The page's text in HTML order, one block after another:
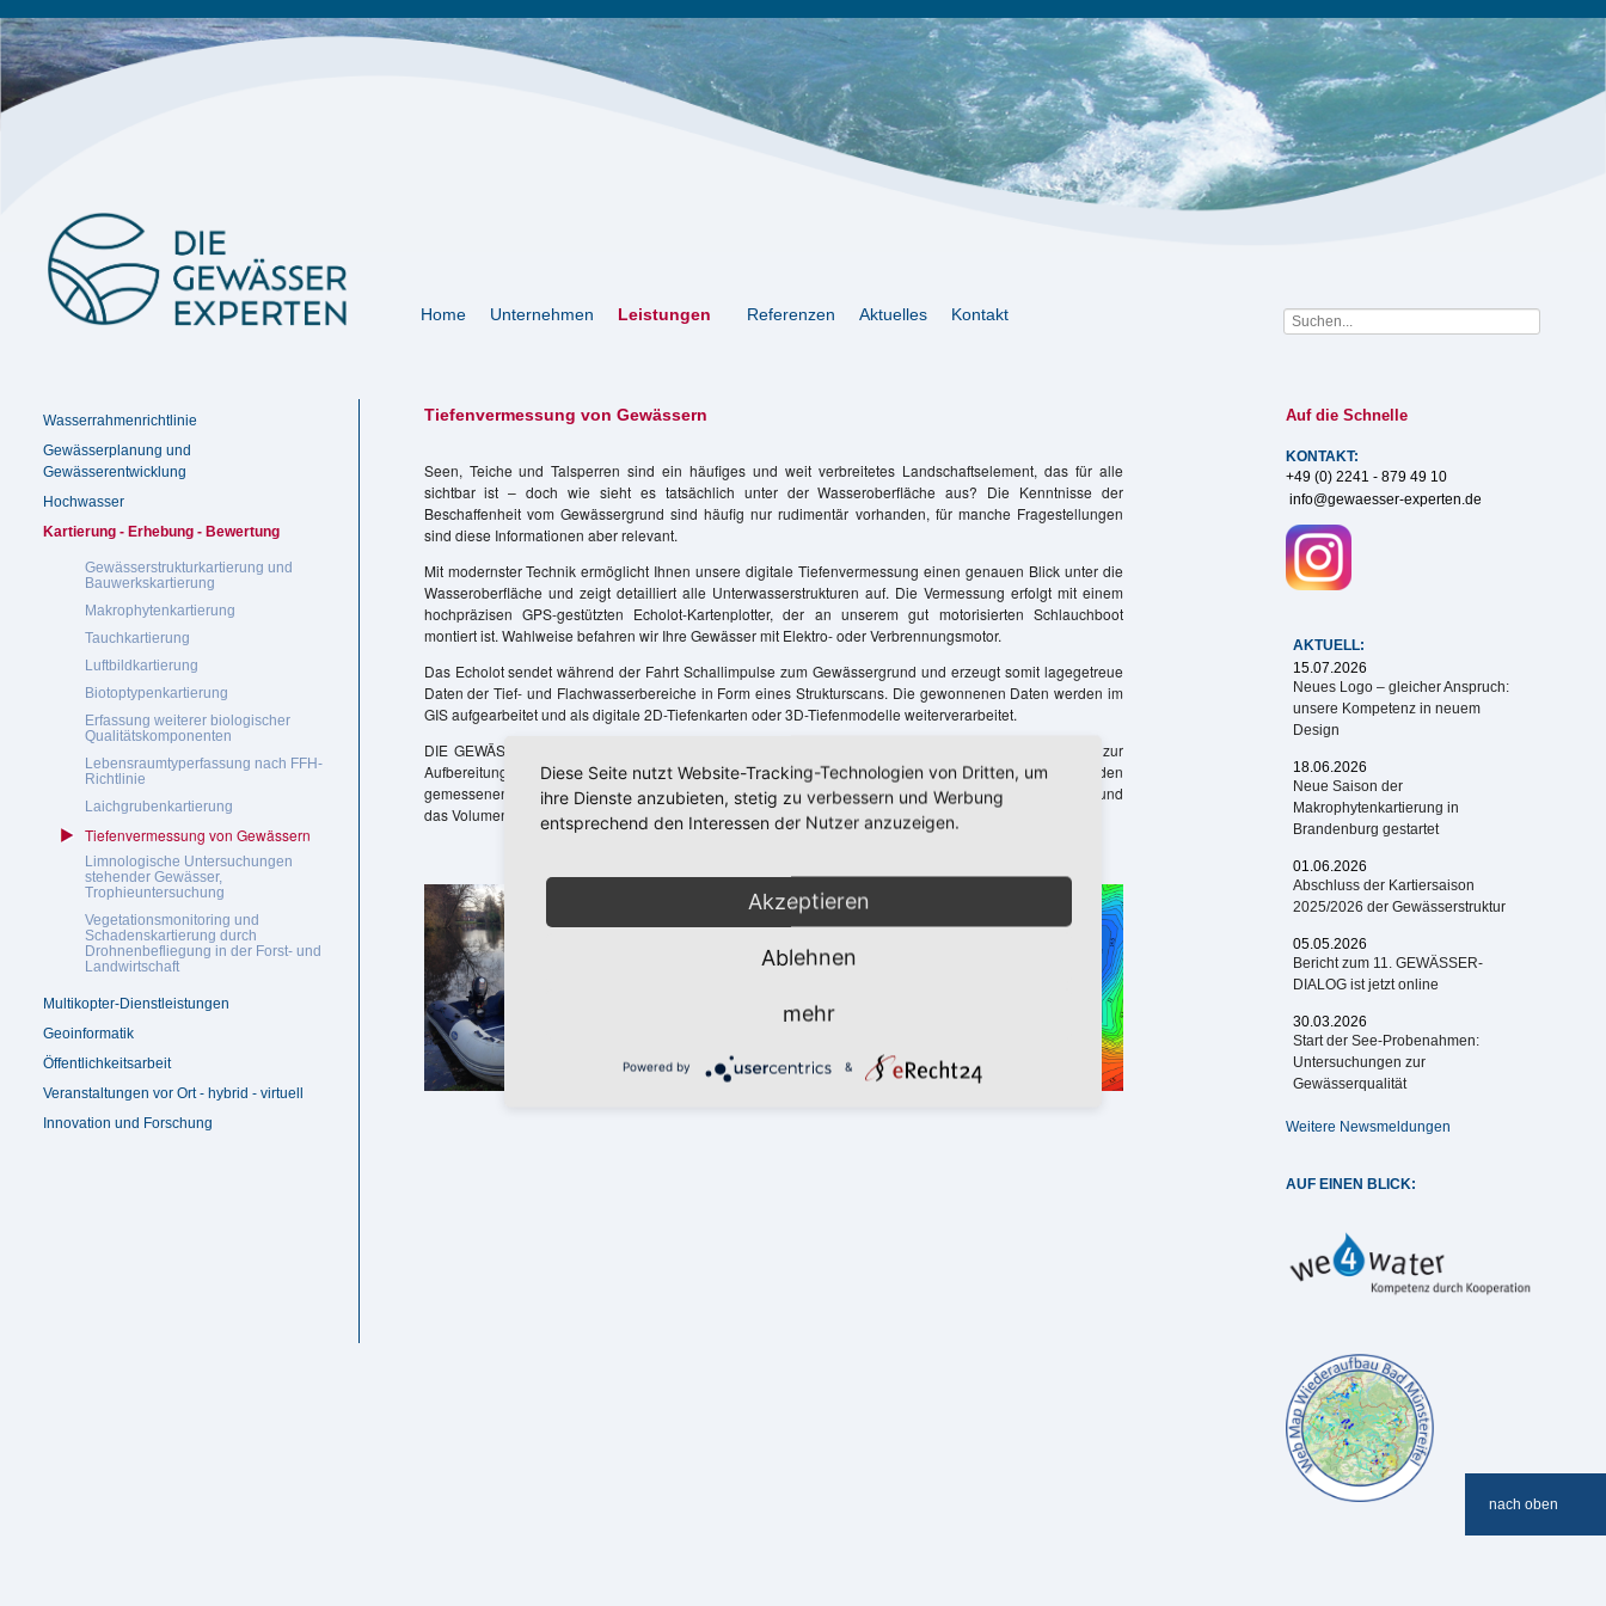
Navigation
Home Unternehmen Leistungen Referenzen Aktuelles Kontakt
Navigation
überspringen
Wasserrahmenrichtlinie
Gewässerplanung und
Gewässerentwicklung
Hochwasser
Kartierung - Erhebung - Bewertung
Gewässer­struktur­­kartierung und
Bauwerkskartierung
Makrophyten­kartierung
Tauch­kartierung
Luftbild­kartierung
Biotoptypen­kartierung
Erfassung weiterer biologischer
Qualitäts­komponenten
Lebensraum­typ­erfassung nach FFH-
Richtlinie
Laichgrubenkartierung
Tiefenvermessung von Gewässern
Limnologische Untersuchungen
stehender Gewässer,
Trophieuntersuchung
Vegetationsmonitoring und
Schadenskartierung durch
Drohnenbefliegung in der Forst- und
Landwirtschaft
Multikopter-Dienstleistungen
Geoinformatik
Öffentlichkeitsarbeit
Veranstaltungen vor Ort - hybrid - virtuell
Innovation und Forschung
Tiefenvermessung von Gewässern
Seen, Teiche und Talsperren sind ein häufiges und weit verbreitetes Landschaftselement, das für alle
sichtbar ist – doch wie sieht es tatsächlich unter der Wasseroberfläche aus? Die Kenntnisse der
Beschaffenheit vom Gewässergrund sind häufig nur rudimentär vorhanden, für manche Fragestellungen
sind diese Informationen aber relevant.
Mit modernster Technik ermöglicht Ihnen unsere digitale Tiefenvermessung einen genauen Blick unter die
Wasseroberfläche und zeigt detailliert alle Unterwasserstrukturen auf. Die Vermessung erfolgt mit einem
hochpräzisen GPS-gestützten Echolot-Kartenplotter, der an unserem gut motorisierten Schlauchboot
montiert ist. Wahlweise befahren wir Ihre Gewässer mit Elektro- oder Verbrennungsmotor.
Das Echolot sendet während der Fahrt Schallimpulse zum Gewässergrund und erzeugt somit lagegetreue
Daten der Tief- und Flachwasserbereiche in Form eines Strukturscans. Die gewonnenen Daten werden im
GIS aufgearbeitet und als digitale 2D-Tiefenkarten oder 3D-Tiefenmodelle weiterverarbeitet.
DIE GEWÄSSER-EXPERTEN! bieten Ihnen das komplette Leistungspaket, von der Vermessung bis zur
Aufbereitung in anschaulichen Tiefenkarten, aus einer Hand an. Zusätzlich können wir für Sie mit den
gemessenen Tiefendaten morphometrische Kenndaten wie z. B. die genaue Fläche, die mittlere Tiefe und
das Volumen eines Sees, auch für die einzelnen Tiefenstufen, berechnen.
Auf die Schnelle
KONTAKT:
+49 (0) 2241 - 879 49 10
info@gewaesser-experten.de
AKTUELL:
15.07.2026
Neues Logo – gleicher Anspruch:
unsere Kompetenz in neuem
Design
18.06.2026
Neue Saison der
Makrophytenkartierung in
Brandenburg gestartet
01.06.2026
Abschluss der Kartiersaison
2025/2026 der Gewässerstruktur
05.05.2026
Bericht zum 11. GEWÄSSER-
DIALOG ist jetzt online
30.03.2026
Start der See-Probenahmen:
Untersuchungen zur
Gewässerqualität
Weitere Newsmeldungen
AUF EINEN BLICK:
nach oben
Diese Seite nutzt Website-Tracking-Technologien von Dritten, um
ihre Dienste anzubieten, stetig zu verbessern und Werbung
entsprechend den Interessen der Nutzer anzuzeigen.
Akzeptieren
Ablehnen
mehr
Powered by &